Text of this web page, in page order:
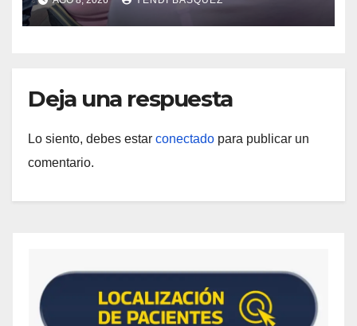
epidemiológica
Deja una respuesta
Lo siento, debes estar conectado para publicar un
comentario.